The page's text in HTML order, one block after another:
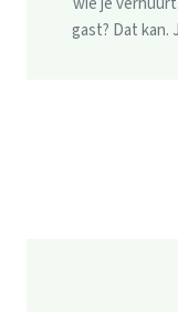
gast? Dat kan.